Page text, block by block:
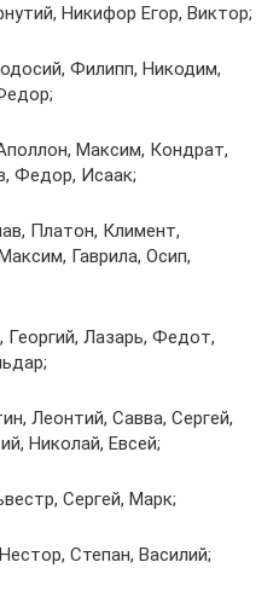
Никифор Егор, Виктор;
Филипп, Никодим,
Максим, Кондрат,
Федор, Исаак;
Платон, Климент,
Гаврила, Осип,
Лазарь, Федот,
Леонтий, Савва, Сергей,
Николай, Евсей;
Сергей, Марк;
Степан, Василий;